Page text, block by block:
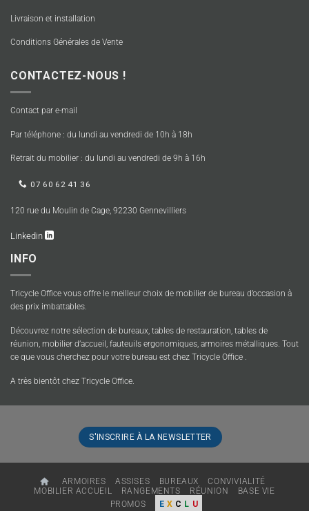
Livraison et installation
Conditions Générales de Vente
CONTACTEZ-NOUS !
Contact par e-mail
Par téléphone : du lundi au vendredi de 10h à 18h
Retrait du mobilier : du lundi au vendredi de 9h à 16h
07 60 62 41 36
120 rue du Moulin de Cage, 92230 Gennevilliers
Linkedin
INFO
Tricycle Office vous offre le meilleur choix de mobilier de bureau d’occasion à
des prix imbattables.
Découvrez notre sélection de bureaux, tables de restauration, tables de
réunion, mobilier d’accueil, fauteuils ergonomiques, armoires métalliques. Tout
ce que vous cherchez pour votre bureau est chez Tricycle Office .
A très bientôt chez Tricycle Office.
S'INSCRIRE À LA NEWSLETTER
ARMOIRES ASSISES BUREAUX
CONVIVIALITÉ
MOBILIER ACCUEIL
RANGEMENTS RÉUNION
BASE VIE
PROMOS
E X C L U